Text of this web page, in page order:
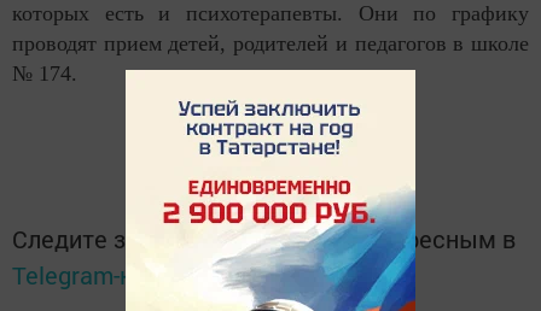
которых есть и психотерапевты. Они по графику
проводят прием детей, родителей и педагогов в школе
№ 174.
Следите за самым важным и интересным в
Telegram-канале
Татмедиа